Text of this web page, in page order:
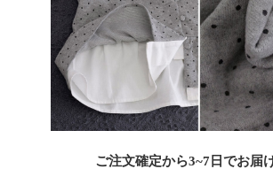
ご注文確定から3~7日でお届